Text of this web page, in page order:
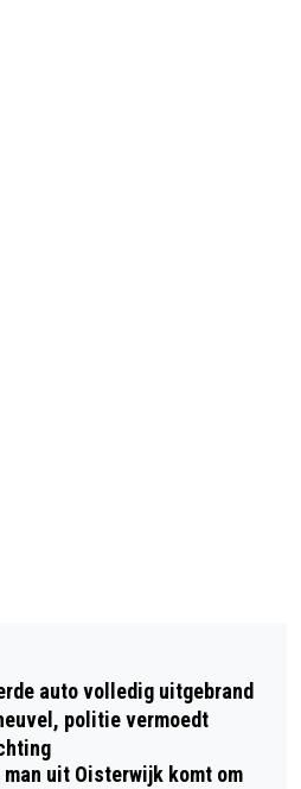
RENSEL
EIGEN TRACK
OP ZAND STELT
VAST
auto volledig uitgebrand
politie vermoedt
uit Oisterwijk komt om